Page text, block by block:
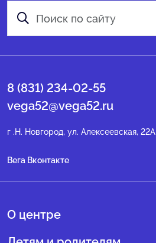
8 (831) 234-02-55
vega52@vega52.ru
г .Н. Новгород, ул. Алексеевская, 22А
Вега Вконтакте
О центре
О нас